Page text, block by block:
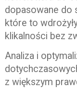
dopasowane do
które to
klikalności bez
Analiza i
z większym